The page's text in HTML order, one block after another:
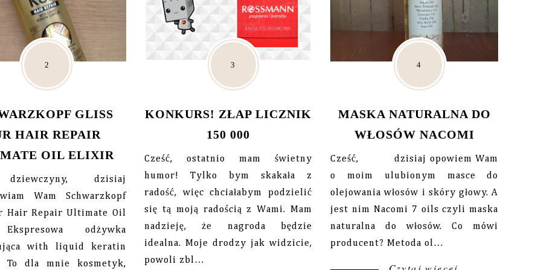
GLISS
HAIR REPAIR
OIL ELIXIR
dziewczyny, dzisiaj
Wam Schwarzkopf
Hair Repair Ultimate Oil
odżywka
with liquid keratin
To dla mnie kosmetyk,
KONKURS! ZŁAP LICZNIK
150 000
Cześć, ostatnio mam świetny
humor! Tylko bym skakała z
radość, więc chciałabym podzielić
się tą moją radością z Wami. Mam
nadzieję, że nagroda będzie
idealna. Moje drodzy jak widzicie,
powoli zbl…
MASKA NATURALNA DO
WŁOSÓW NACOMI
Cześć, dzisiaj opowiem Wam
o moim ulubionym masce do
olejowania włosów i skóry głowy. A
jest nim Nacomi 7 oils czyli maska
naturalna do włosów. Co mówi
producent? Metoda ol…